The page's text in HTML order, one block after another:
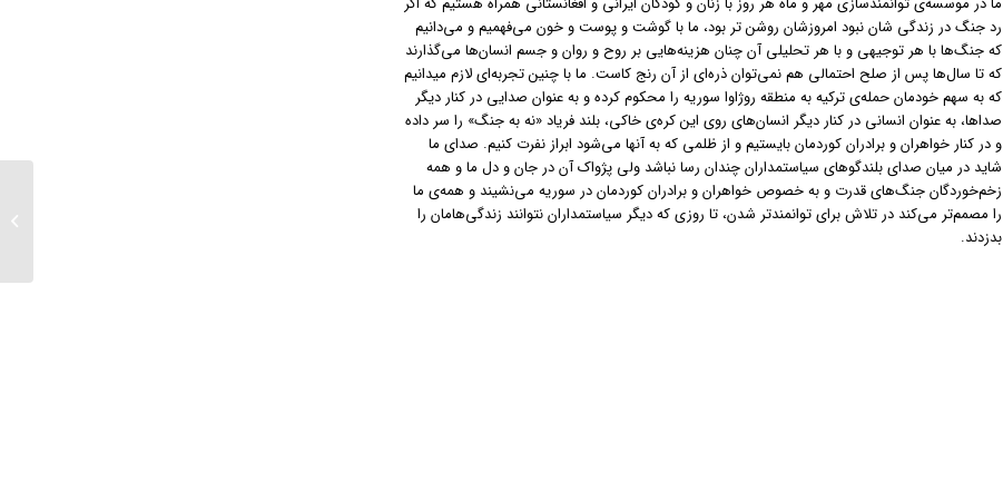
رد جنگ در زندگی شان نبود امروزشان روشن تر بود، ما با گوشت و پوست و خون می‌فهمیم و می‌دانیم
که جنگ‌ها با هر توجیهی و با هر تحلیلی آن چنان هزینه‌هایی بر روح و روان و جسم انسان‌ها می‌گذارند
که تا سال‌ها پس از صلح احتمالی هم نمی‌توان ذره‌ای از آن رنج کاست. ما با چنین تجربه‌ای لازم میدانیم
که به سهم خودمان حمله‌ی ترکیه به منطقه روژاوا سوریه را محکوم کرده و به عنوان صدایی در کنار دیگر
صداها، به عنوان انسانی در کنار دیگر انسان‌های روی این کره‌ی خاکی، بلند فریاد «نه به جنگ» را سر داده
و در کنار خواهران و برادران کوردمان بایستیم و از ظلمی که به آنها می‌شود ابراز نفرت کنیم. صدای ما
شاید در میان صدای بلندگوهای سیاستمداران چندان رسا نباشد ولی پژواک آن در جان و دل ما و همه
زخم‌خوردگان جنگ‌های قدرت و به خصوص خواهران و برادران کوردمان در سوریه می‌نشیند و همه‌ی ما
را مصمم‌تر می‌کند در تلاش برای توانمندتر شدن، تا روزی که دیگر سیاستمداران نتوانند زندگی‌هامان را
بدزدند.